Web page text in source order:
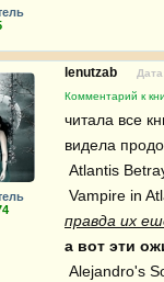
lenutzab
Комментарий к
читала все
видела
правда их
а вот эти